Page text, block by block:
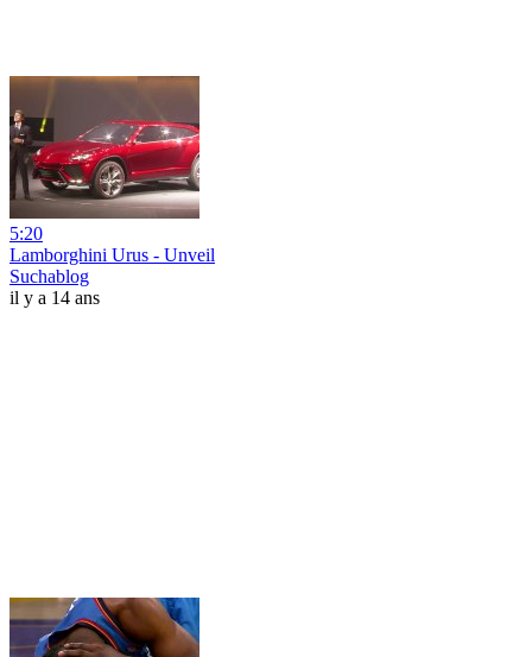
5:20
Lamborghini Urus - Unveil
Suchablog
il y a 14 ans